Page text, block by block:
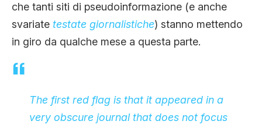
che tanti siti di pseudoinformazione (e anche
svariate testate giornalistiche) stanno mettendo
in giro da qualche mese a questa parte.
The first red flag is that it appeared in a
very obscure journal that does not focus